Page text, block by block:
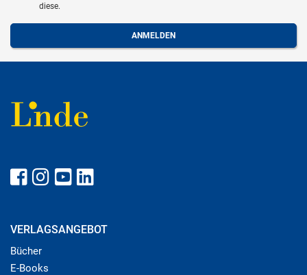
diese.
VERLAGSANGEBOT
Bücher
E-Books